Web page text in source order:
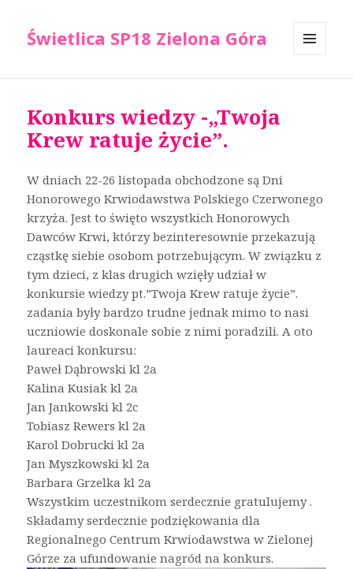
Świetlica SP18 Zielona Góra
Konkurs wiedzy -„Twoja
Krew ratuje życie”.
W dniach 22-26 listopada obchodzone są Dni
Honorowego Krwiodawstwa Polskiego Czerwonego
krzyża. Jest to święto wszystkich Honorowych
Dawców Krwi, którzy bezinteresownie przekazują
cząstkę siebie osobom potrzebującym. W związku z
tym dzieci, z klas drugich wzięły udział w
konkursie wiedzy pt.”Twoja Krew ratuje życie”.
zadania były bardzo trudne jednak mimo to nasi
uczniowie doskonale sobie z nimi poradzili. A oto
laureaci konkursu:
Paweł Dąbrowski kl 2a
Kalina Kusiak kl 2a
Jan Jankowski kl 2c
Tobiasz Rewers kl 2a
Karol Dobrucki kl 2a
Jan Myszkowski kl 2a
Barbara Grzelka kl 2a
Wszystkim uczestnikom serdecznie gratulujemy .
Składamy serdecznie podziękowania dla
Regionalnego Centrum Krwiodawstwa w Zielonej
Górze za ufundowanie nagród na konkurs.